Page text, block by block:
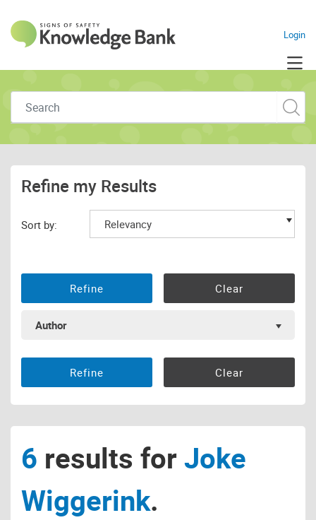
Skip to main content
Navigate to homeLogin
Refine my Results
Sort by:
Author
6 results forJoke
Wiggerink.